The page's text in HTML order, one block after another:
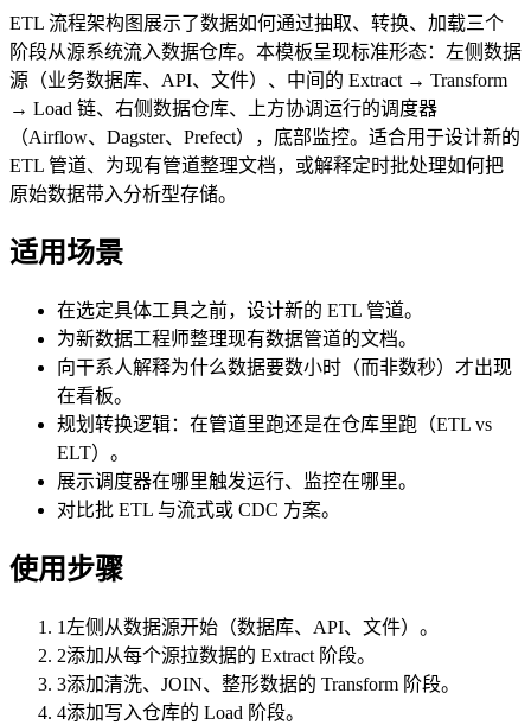
ETL 流程架构图展示了数据如何通过抽取、转换、加载三个
阶段从源系统流入数据仓库。本模板呈现标准形态：左侧数据
源（业务数据库、API、文件）、中间的 Extract → Transform
→ Load 链、右侧数据仓库、上方协调运行的调度器
（Airflow、Dagster、Prefect），底部监控。适合用于设计新的
ETL 管道、为现有管道整理文档，或解释定时批处理如何把
原始数据带入分析型存储。
适用场景
在选定具体工具之前，设计新的 ETL 管道。
为新数据工程师整理现有数据管道的文档。
向干系人解释为什么数据要数小时（而非数秒）才出现
在看板。
规划转换逻辑：在管道里跑还是在仓库里跑（ETL vs
ELT）。
展示调度器在哪里触发运行、监控在哪里。
对比批 ETL 与流式或 CDC 方案。
使用步骤
1 左侧从数据源开始（数据库、API、文件）。
2添加从每个源拉数据的 Extract 阶段。
3添加清洗、JOIN、整形数据的 Transform 阶段。
4添加写入仓库的 Load 阶段。